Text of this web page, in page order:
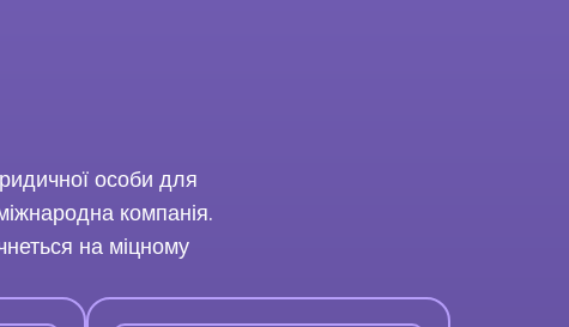
особи для
компанія.
на міцному